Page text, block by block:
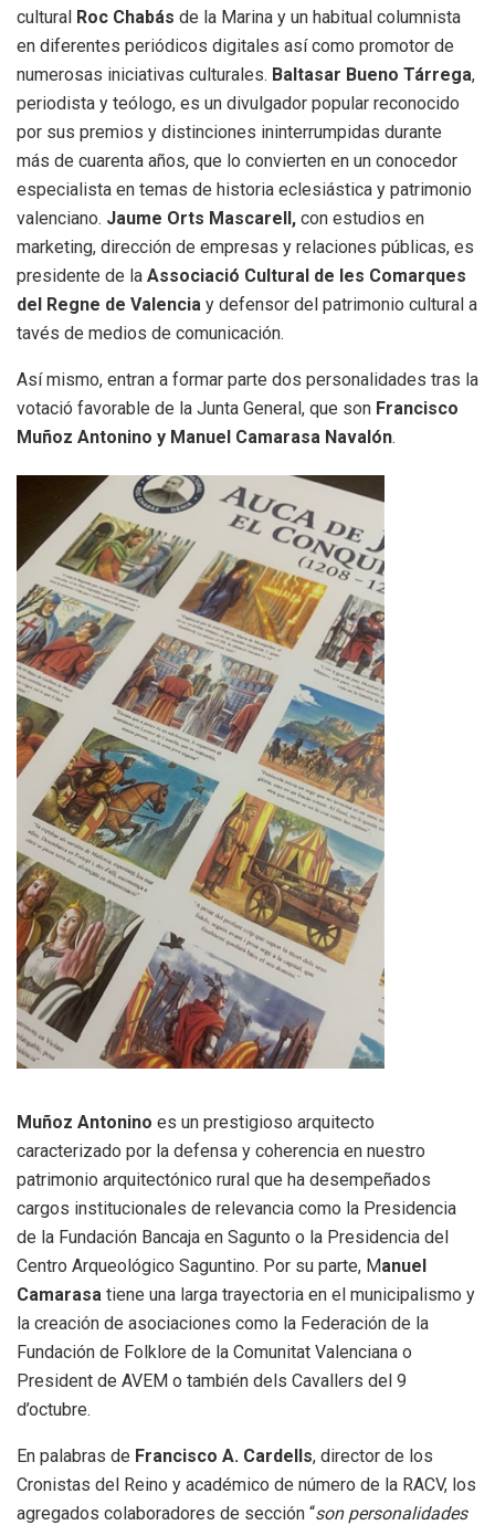
cultural Roc Chabás de la Marina y un habitual columnista
en diferentes periódicos digitales así como promotor de
numerosas iniciativas culturales. Baltasar Bueno Tárrega,
periodista y teólogo, es un divulgador popular reconocido
por sus premios y distinciones ininterrumpidas durante
más de cuarenta años, que lo convierten en un conocedor
especialista en temas de historia eclesiástica y patrimonio
valenciano. Jaume Orts Mascarell, con estudios en
marketing, dirección de empresas y relaciones públicas, es
presidente de la Associació Cultural de les Comarques
del Regne de Valencia y defensor del patrimonio cultural a
tavés de medios de comunicación.
Así mismo, entran a formar parte dos personalidades tras la
votació favorable de la Junta General, que son Francisco
Muñoz Antonino y Manuel Camarasa Navalón.
Muñoz Antonino es un prestigioso arquitecto
caracterizado por la defensa y coherencia en nuestro
patrimonio arquitectónico rural que ha desempeñados
cargos institucionales de relevancia como la Presidencia
de la Fundación Bancaja en Sagunto o la Presidencia del
Centro Arqueológico Saguntino. Por su parte, Manuel
Camarasa tiene una larga trayectoria en el municipalismo y
la creación de asociaciones como la Federación de la
Fundación de Folklore de la Comunitat Valenciana o
President de AVEM o también dels Cavallers del 9
d’octubre.
En palabras de Francisco A. Cardells, director de los
Cronistas del Reino y académico de número de la RACV, los
agregados colaboradores de sección “son personalidades